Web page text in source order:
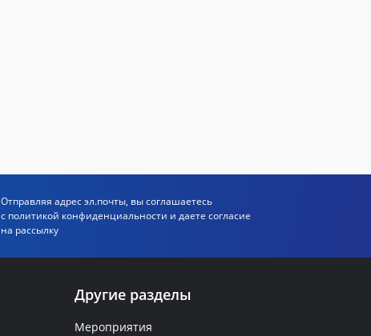
Отправляя адрес эл.почты, вы соглашаетесь
с политикой конфиденциальности и даете согласие
на рассылку
Другие разделы
Мероприятия